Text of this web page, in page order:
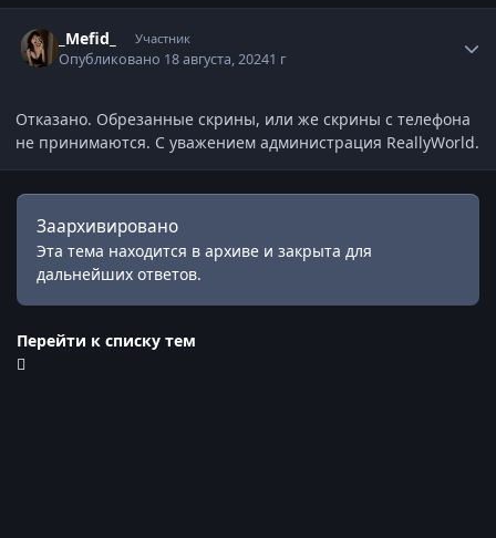
_Mefid_ Участник
Опубликовано 18 августа, 20241 г
Отказано. Обрезанные скрины, или же скрины с телефона
не принимаются. С уважением администрация ReallyWorld.
Заархивировано
Эта тема находится в архиве и закрыта для
дальнейших ответов.
Перейти к списку тем